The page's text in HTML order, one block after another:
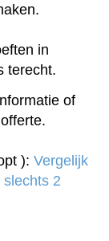
in
terecht.
of
): Vergelijk
2